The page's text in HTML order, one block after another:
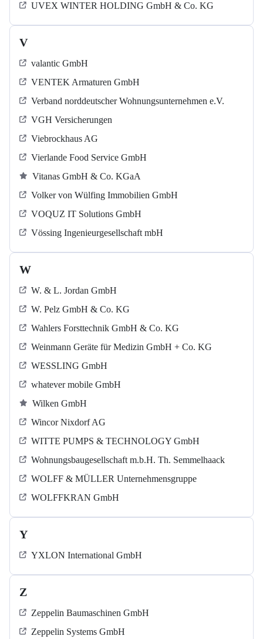
UVEX WINTER HOLDING GmbH & Co. KG
V
valantic GmbH
VENTEK Armaturen GmbH
Verband norddeutscher Wohnungsunternehmen e.V.
VGH Versicherungen
Viebrockhaus AG
Vierlande Food Service GmbH
Vitanas GmbH & Co. KGaA
Volker von Wülfing Immobilien GmbH
VOQUZ IT Solutions GmbH
Vössing Ingenieurgesellschaft mbH
W
W. & L. Jordan GmbH
W. Pelz GmbH & Co. KG
Wahlers Forsttechnik GmbH & Co. KG
Weinmann Geräte für Medizin GmbH + Co. KG
WESSLING GmbH
whatever mobile GmbH
Wilken GmbH
Wincor Nixdorf AG
WITTE PUMPS & TECHNOLOGY GmbH
Wohnungsbaugesellschaft m.b.H. Th. Semmelhaack
WOLFF & MÜLLER Unternehmensgruppe
WOLFFKRAN GmbH
Y
YXLON International GmbH
Z
Zeppelin Baumaschinen GmbH
Zeppelin Systems GmbH